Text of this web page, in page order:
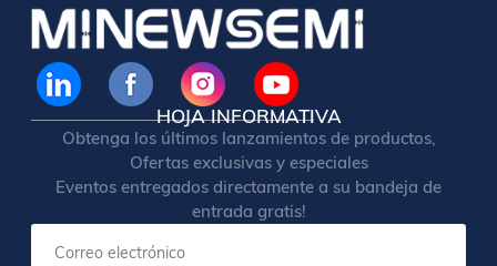
HOJA INFORMATIVA
Obtenga los últimos lanzamientos de productos,
Ofertas exclusivas y especiales
Eventos entregados directamente a su bandeja de
entrada gratis!